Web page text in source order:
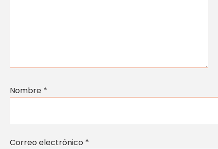
Nombre *
Correo electrónico *